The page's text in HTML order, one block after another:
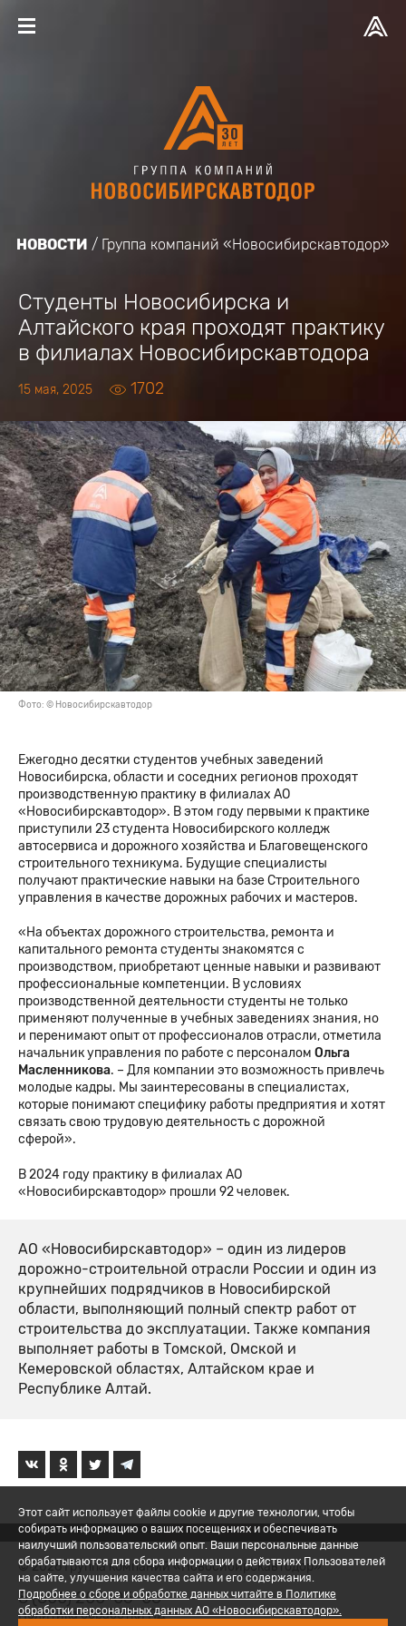
НОВОСТИ Группа компаний «Новосибирскавтодор»
Cтуденты Новосибирска и
Алтайского края проходят практику
в филиалах Новосибирскавтодора
15 мая, 2025 1702
Фото: © Новосибирскавтодор
Ежегодно десятки студентов учебных заведений
Новосибирска, области и соседних регионов проходят
производственную практику в филиалах АО
«Новосибирскавтодор». В этом году первыми к практике
приступили 23 студента Новосибирского колледж
автосервиса и дорожного хозяйства и Благовещенского
строительного техникума. Будущие специалисты
получают практические навыки на базе Строительного
управления в качестве дорожных рабочих и мастеров.
«На объектах дорожного строительства, ремонта и
капитального ремонта студенты знакомятся с
производством, приобретают ценные навыки и развивают
профессиональные компетенции. В условиях
производственной деятельности студенты не только
применяют полученные в учебных заведениях знания, но
и перенимают опыт от профессионалов отрасли, отметила
начальник управления по работе с персоналом Ольга
Масленникова. – Для компании это возможность привлечь
молодые кадры. Мы заинтересованы в специалистах,
которые понимают специфику работы предприятия и хотят
связать свою трудовую деятельность с дорожной
сферой».
В 2024 году практику в филиалах АО
«Новосибирскавтодор» прошли 92 человек.
АО «Новосибирскавтодор» – один из лидеров
дорожно-строительной отрасли России и один из
крупнейших подрядчиков в Новосибирской
области, выполняющий полный спектр работ от
строительства до эксплуатации. Также компания
выполняет работы в Томской, Омской и
Кемеровской областях, Алтайском крае и
Республике Алтай.
© 2026 Группа компаний «Новосибирскавтодор»
8 (800) 200-05-06
Политика обработки ПД
Этот сайт использует файлы cookie и другие технологии, чтобы
собирать информацию о ваших посещениях и обеспечивать
наилучший пользовательский опыт. Ваши персональные данные
обрабатываются для сбора информации о действиях Пользователей
на сайте, улучшения качества сайта и его содержания.
Подробнее о сборе и обработке данных читайте в Политике
обработки персональных данных АО «Новосибирскавтодор».